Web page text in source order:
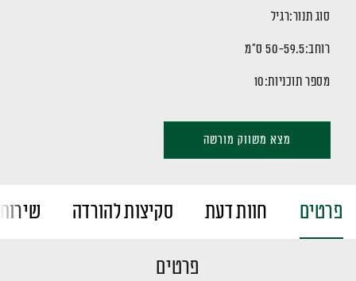
סוג תנור:רגיל
רוחב:50-59.5 ס"מ
מספר תוכניות:10
מצא משווק מורשה
פרטים חוות דעת סקיצות להורדה
פרטים